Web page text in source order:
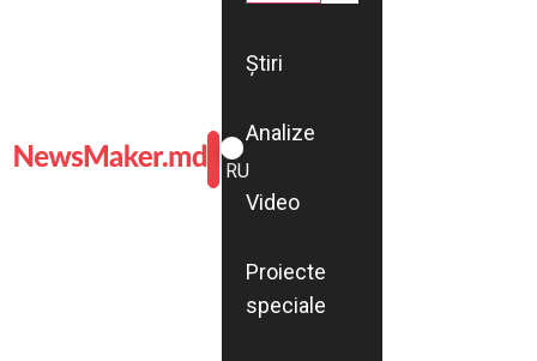
ROMÂNĂ
RU
Știri
Analize
Video
Proiecte
speciale